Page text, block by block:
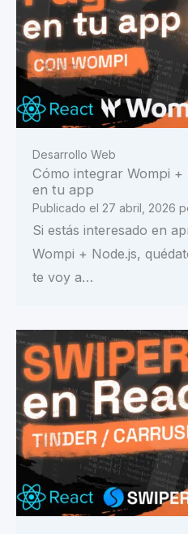
Desarrollo Web
Cómo integrar Wompi +
en tu app
Publicado el 27 abril, 2026
Si estás interesado en
Wompi + Node.js,
te voy a…